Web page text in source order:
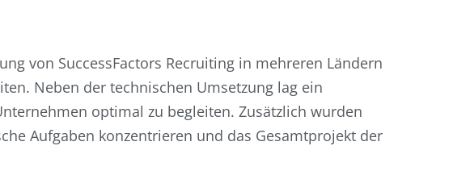
von SuccessFactors Recruiting in mehreren Ländern
Neben der technischen Umsetzung lag ein
optimal zu begleiten. Zusätzlich wurden
Aufgaben konzentrieren und das Gesamtprojekt der